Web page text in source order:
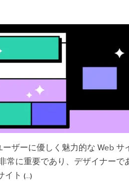
ザーに優しく魅力的な Web サ
常に重要であり、デザイナーで
イト (…)